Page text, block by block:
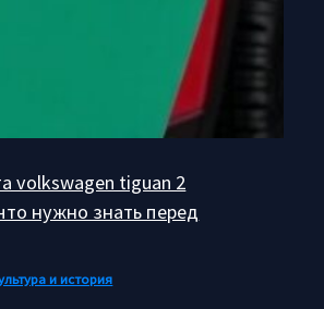
volkswagen tiguan 2
нужно знать перед
и история